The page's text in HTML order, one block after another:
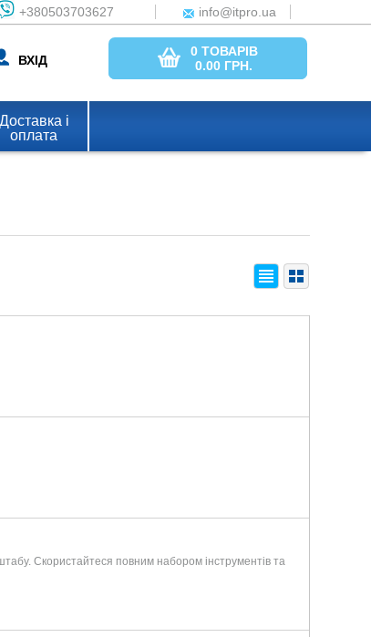
+380503703627 info@itpro.ua
ВХІД
0 ТОВАРІВ
0.00 ГРН.
Доставка і
оплата
Скористайтеся повним набором інструментів та